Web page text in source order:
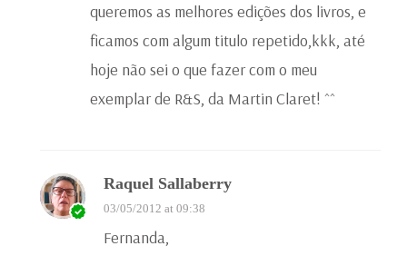
queremos as melhores edições dos livros, e
ficamos com algum titulo repetido,kkk, até
hoje não sei o que fazer com o meu
exemplar de R&S, da Martin Claret! ^^
Raquel Sallaberry
03/05/2012 at 09:38
Fernanda,